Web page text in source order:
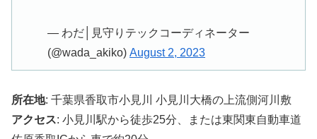
— わだ│見守りテックコーディネーター
(@wada_akiko) August 2, 2023
所在地: 千葉県香取市小見川 小見川大橋の上流側河川敷
アクセス: 小見川駅から徒歩25分、または東関東自動車道